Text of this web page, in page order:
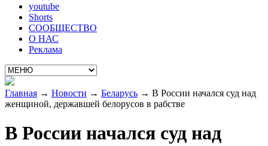
youtube
Shorts
СООБЩЕСТВО
О НАС
Реклама
Главная → Новости → Беларусь → В России начался суд над
женщиной, державшей белорусов в рабстве
В России начался суд над